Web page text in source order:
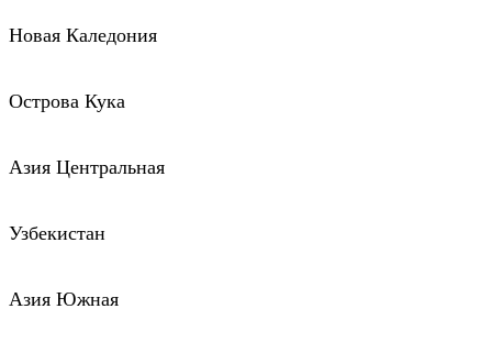
Новая Каледония
Острова Кука
Азия Центральная
Узбекистан
Азия Южная